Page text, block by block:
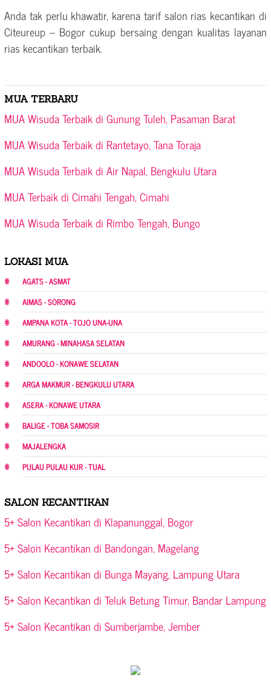
Anda tak perlu khawatir, karena tarif salon rias kecantikan di
Citeureup – Bogor cukup bersaing dengan kualitas layanan
rias kecantikan terbaik.
MUA TERBARU
MUA Wisuda Terbaik di Gunung Tuleh, Pasaman Barat
MUA Wisuda Terbaik di Rantetayo, Tana Toraja
MUA Wisuda Terbaik di Air Napal, Bengkulu Utara
MUA Terbaik di Cimahi Tengah, Cimahi
MUA Wisuda Terbaik di Rimbo Tengah, Bungo
LOKASI MUA
AGATS - ASMAT
AIMAS - SORONG
AMPANA KOTA - TOJO UNA-UNA
AMURANG - MINAHASA SELATAN
ANDOOLO - KONAWE SELATAN
ARGA MAKMUR - BENGKULU UTARA
ASERA - KONAWE UTARA
BALIGE - TOBA SAMOSIR
MAJALENGKA
PULAU PULAU KUR - TUAL
SALON KECANTIKAN
5+ Salon Kecantikan di Klapanunggal, Bogor
5+ Salon Kecantikan di Bandongan, Magelang
5+ Salon Kecantikan di Bunga Mayang, Lampung Utara
5+ Salon Kecantikan di Teluk Betung Timur, Bandar Lampung
5+ Salon Kecantikan di Sumberjambe, Jember